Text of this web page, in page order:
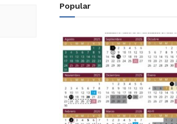
Popular